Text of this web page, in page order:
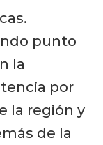
punto
la
por
la región y
de la